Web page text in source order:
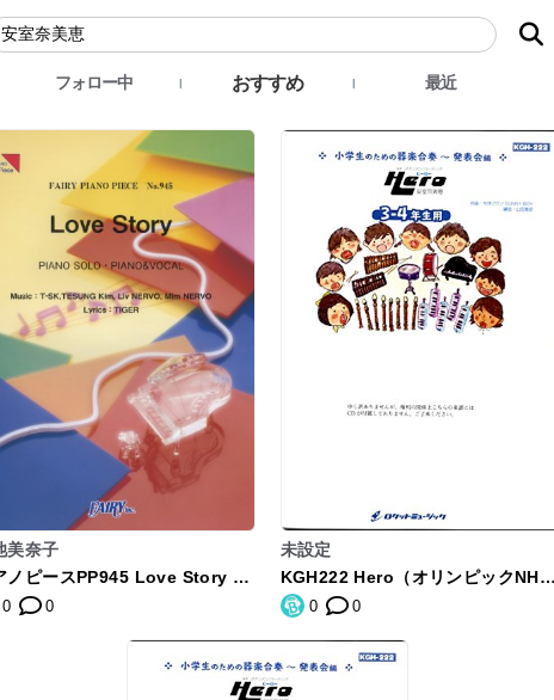
フォロー中 おすすめ 最近
美奈子
ノピースPP945 Love Story /
奈美恵 (ピアノソロ・ピアノ&
ーカル) (FAIRY PIANO PIECE)
0 0
未設定
KGH222 Hero（オリンピックNHK
テーマソング）／安室奈美恵【5−6
年生用】
0 0